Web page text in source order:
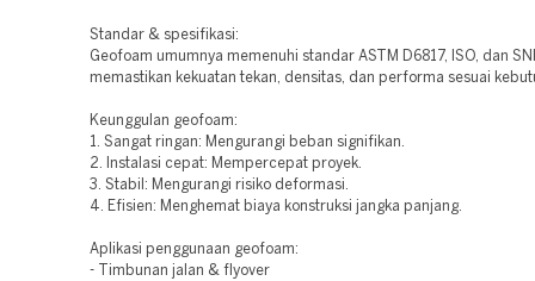
Standar & spesifikasi:
Geofoam umumnya memenuhi standar ASTM D6817, ISO, dan
memastikan kekuatan tekan, densitas, dan performa sesuai
Keunggulan geofoam:
1. Sangat ringan: Mengurangi beban signifikan.
2. Instalasi cepat: Mempercepat proyek.
3. Stabil: Mengurangi risiko deformasi.
4. Efisien: Menghemat biaya konstruksi jangka panjang.
Aplikasi penggunaan geofoam:
- Timbunan jalan & flyover